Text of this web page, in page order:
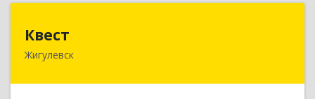
Квест
Жигулевск
445350, Самарская обл., Жигулевск, ул.Пушкина,